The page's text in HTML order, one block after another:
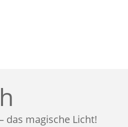
das magische Licht!